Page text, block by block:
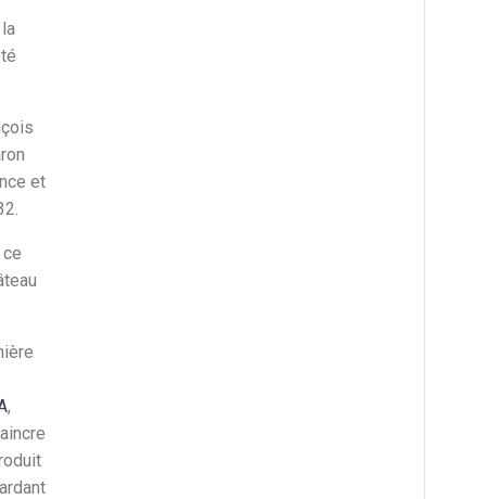
et
,